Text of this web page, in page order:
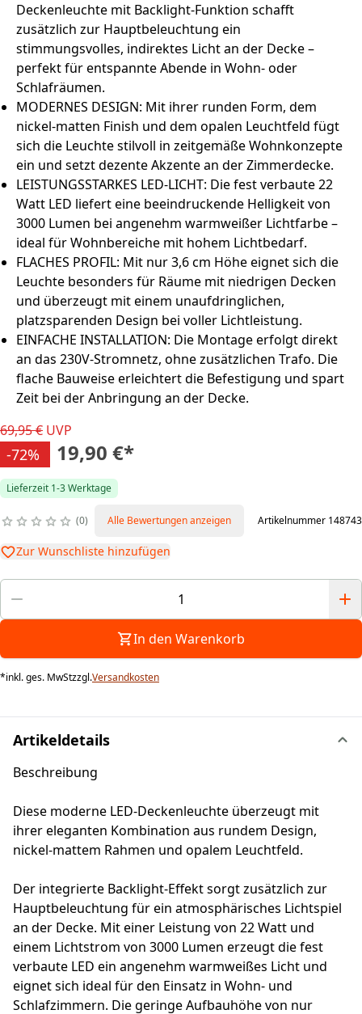
Deckenleuchte mit Backlight-Funktion schafft
zusätzlich zur Hauptbeleuchtung ein
stimmungsvolles, indirektes Licht an der Decke –
perfekt für entspannte Abende in Wohn- oder
Schlafräumen.
MODERNES DESIGN: Mit ihrer runden Form, dem
nickel-matten Finish und dem opalen Leuchtfeld fügt
sich die Leuchte stilvoll in zeitgemäße Wohnkonzepte
ein und setzt dezente Akzente an der Zimmerdecke.
LEISTUNGSSTARKES LED-LICHT: Die fest verbaute 22
Watt LED liefert eine beeindruckende Helligkeit von
3000 Lumen bei angenehm warmweißer Lichtfarbe –
ideal für Wohnbereiche mit hohem Lichtbedarf.
FLACHES PROFIL: Mit nur 3,6 cm Höhe eignet sich die
Leuchte besonders für Räume mit niedrigen Decken
und überzeugt mit einem unaufdringlichen,
platzsparenden Design bei voller Lichtleistung.
EINFACHE INSTALLATION: Die Montage erfolgt direkt
an das 230V-Stromnetz, ohne zusätzlichen Trafo. Die
flache Bauweise erleichtert die Befestigung und spart
Zeit bei der Anbringung an der Decke.
69,95 € UVP
-72% 19,90 €*
Lieferzeit 1-3 Werktage
0 Alle Bewertungen anzeigen Artikelnummer 148743
Zur Wunschliste hinzufügen
In den Warenkorb
*inkl. ges. MwStzzgl.Versandkosten
Artikeldetails
Beschreibung
Diese moderne LED-Deckenleuchte überzeugt mit
ihrer eleganten Kombination aus rundem Design,
nickel-mattem Rahmen und opalem Leuchtfeld.
Der integrierte Backlight-Effekt sorgt zusätzlich zur
Hauptbeleuchtung für ein atmosphärisches Lichtspiel
an der Decke. Mit einer Leistung von 22 Watt und
einem Lichtstrom von 3000 Lumen erzeugt die fest
verbaute LED ein angenehm warmweißes Licht und
eignet sich ideal für den Einsatz in Wohn- und
Schlafzimmern. Die geringe Aufbauhöhe von nur